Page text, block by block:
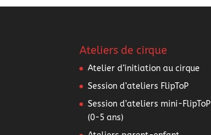
Ateliers de cirque
Atelier d’initiation au cirque
Session d’ateliers FlipToP
Session d’ateliers mini-FlipToP
(0-5 ans)